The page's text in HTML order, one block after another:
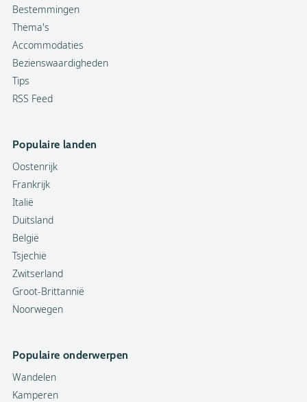
Bestemmingen
Thema's
Accommodaties
Bezienswaardigheden
Tips
RSS Feed
Populaire landen
Oostenrijk
Frankrijk
Italië
Duitsland
België
Tsjechië
Zwitserland
Groot-Brittannië
Noorwegen
Populaire onderwerpen
Wandelen
Kamperen